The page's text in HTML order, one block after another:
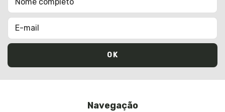
Navegação